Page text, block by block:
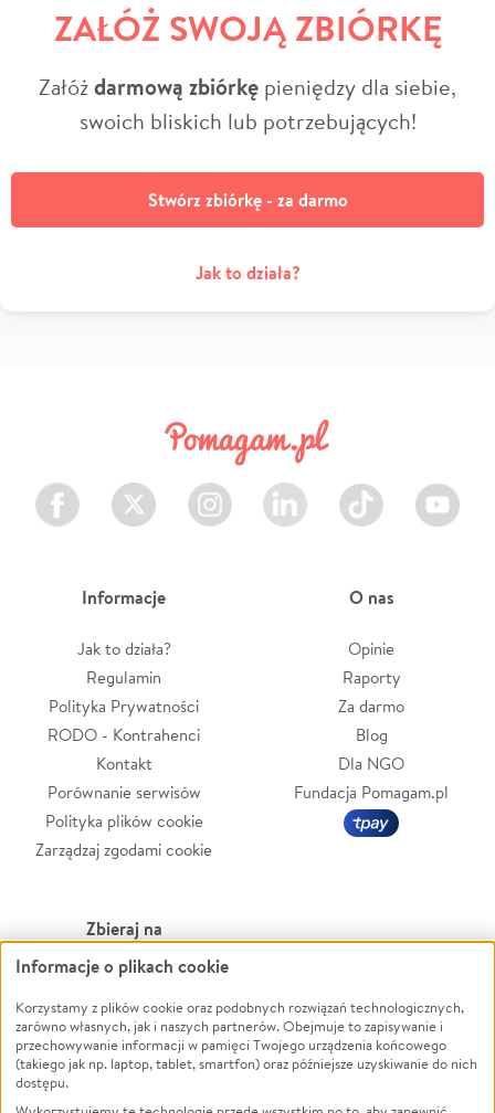
ZAŁÓŻ SWOJĄ ZBIÓRKĘ
Załóżdarmową zbiórkę pieniędzy dla siebie,
swoich bliskich lub potrzebujących!
Stwórz zbiórkę - za darmo
Jak to działa?
Facebook Twitter Instagram LinkedIn TikTok Youtube
Informacje
Jak to działa?
Regulamin
Polityka Prywatności
RODO - Kontrahenci
Kontakt
Porównanie serwisów
Polityka plików cookie
Zarządzaj zgodami cookie
O nas
Opinie
Raporty
Za darmo
Blog
Dla NGO
Fundacja Pomagam.pl
Zbieraj na
Leczenie
Zwierzęta
Pożar
Ukraina
Powódź
Wichura
NGO
Informacje o plikach cookie
Korzystamy z plików cookie oraz podobnych rozwiązań technologicznych,
zarówno własnych, jak i naszych partnerów. Obejmuje to zapisywanie i
przechowywanie informacji w pamięci Twojego urządzenia końcowego
(takiego jak np. laptop, tablet, smartfon) oraz późniejsze uzyskiwanie do nich
dostępu.